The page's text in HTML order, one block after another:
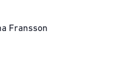
Fransson